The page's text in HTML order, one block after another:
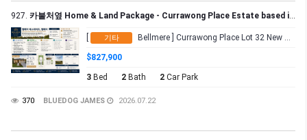
927. 카불처옆 Home & Land Package - Currawong Place Estate based in Bellmere (Bluedog Property Group)
기타 Bellmere ] Currawong Place Lot 32 New Road
$827,900
3 Bed 2 Bath 2 Car Park
370 BLUEDOG JAMES 2026.07.22